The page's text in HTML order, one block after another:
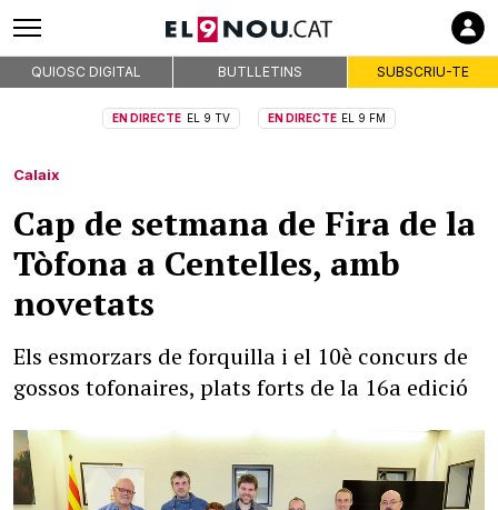
QUIOSC DIGITAL BUTLLETINS SUBSCRIU-TE
EN DIRECTE EL 9 TV EN DIRECTE EL 9 FM
Calaix
Cap de setmana de Fira de la
Tòfona a Centelles, amb
novetats
Els esmorzars de forquilla i el 10è concurs de
gossos tofonaires, plats forts de la 16a edició